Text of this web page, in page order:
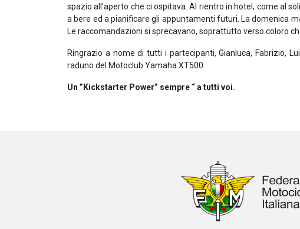
spazio all’aperto che ci ospitava. Al rientro in hotel, come al
a bere ed a pianificare gli appuntamenti futuri. La domenica
Le raccomandazioni si sprecavano, soprattutto verso coloro
Ringrazio a nome di tutti i partecipanti, Gianluca, Fabrizio,
raduno del Motoclub Yamaha XT500.
Un ”Kickstarter Power” sempre “ a tutti voi.